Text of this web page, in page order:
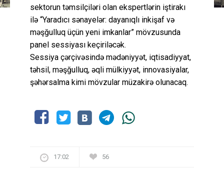
sektorun təmsilçiləri olan ekspertlərin iştirakı
ilə “Yaradıcı sənayelər: dayanıqlı inkişaf və
məşğulluq üçün yeni imkanlar” mövzusunda
panel sessiyası keçiriləcək.
Sessiya çərçivəsində mədəniyyət, iqtisadiyyat,
təhsil, məşğulluq, əqli mülkiyyət, innovasiyalar,
şəhərsalma kimi mövzular müzakirə olunacaq.
17:02 56